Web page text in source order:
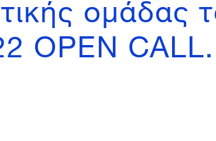
OPEN CALL.